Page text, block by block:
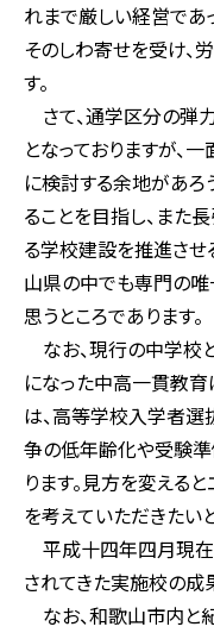
れまで厳しい経営であ
そのしわ寄せを受け、
す。
さて、通学区分の弾
となっておりますが、
に検討する余地があろ
ることを目指し、また
る学校建設を推進させ
山県の中でも専門の唯
思うところであります。
なお、現行の中学校
になった中高一貫教育
は、高等学校入学者選
争の低年齢化や受験準
ります。見方を変える
を考えていただきたい
平成十四年四月現在
されてきた実施校の成
なお、和歌山市内と